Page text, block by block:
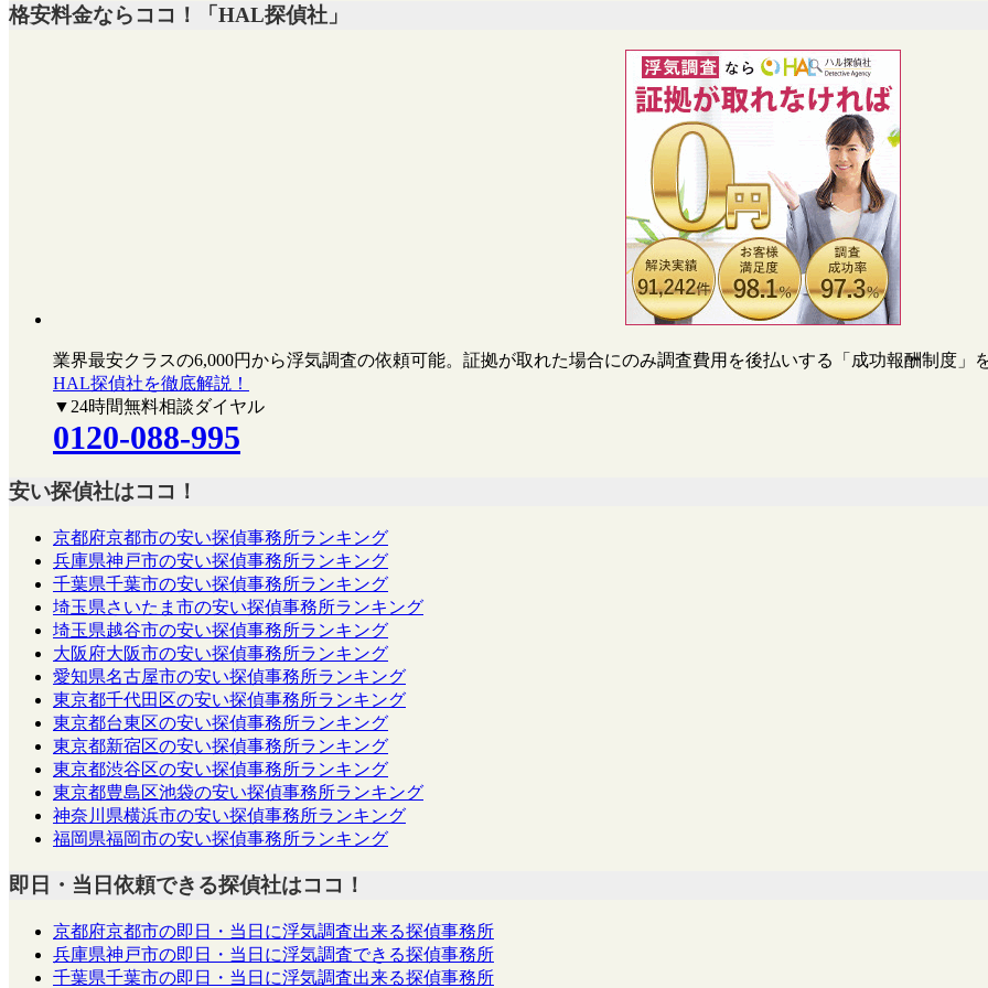
格安料金ならココ！「HAL探偵社」
業界最安クラスの6,000円から浮気調査の依頼可能。証拠が取れた場合にのみ調査費用を後払いする「成功報酬制度」
HAL探偵社を徹底解説！
▼24時間無料相談ダイヤル
0120-088-995
安い探偵社はココ！
京都府京都市の安い探偵事務所ランキング
兵庫県神戸市の安い探偵事務所ランキング
千葉県千葉市の安い探偵事務所ランキング
埼玉県さいたま市の安い探偵事務所ランキング
埼玉県越谷市の安い探偵事務所ランキング
大阪府大阪市の安い探偵事務所ランキング
愛知県名古屋市の安い探偵事務所ランキング
東京都千代田区の安い探偵事務所ランキング
東京都台東区の安い探偵事務所ランキング
東京都新宿区の安い探偵事務所ランキング
東京都渋谷区の安い探偵事務所ランキング
東京都豊島区池袋の安い探偵事務所ランキング
神奈川県横浜市の安い探偵事務所ランキング
福岡県福岡市の安い探偵事務所ランキング
即日・当日依頼できる探偵社はココ！
京都府京都市の即日・当日に浮気調査出来る探偵事務所
兵庫県神戸市の即日・当日に浮気調査できる探偵事務所
千葉県千葉市の即日・当日に浮気調査出来る探偵事務所